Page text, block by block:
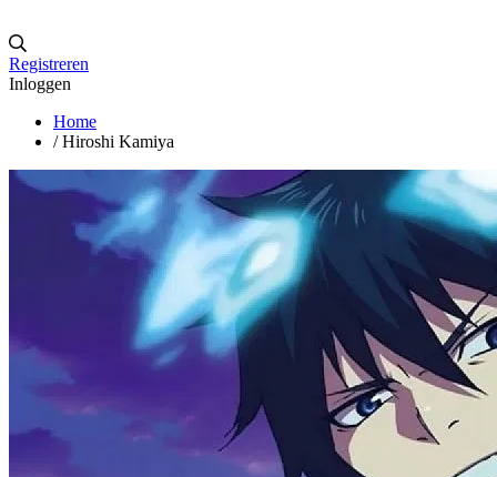
Registreren
Inloggen
Home
/ Hiroshi Kamiya